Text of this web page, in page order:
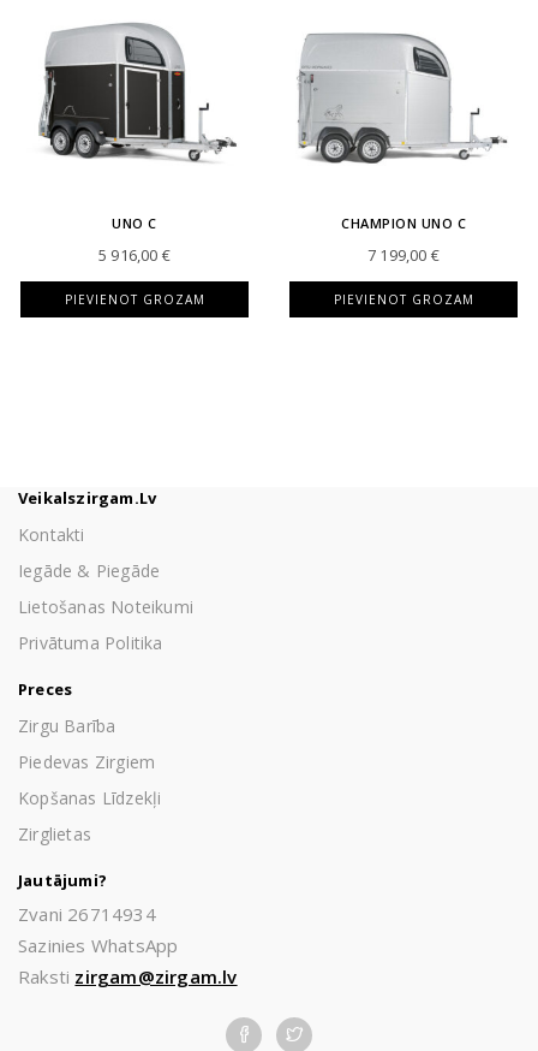
UNO C
5 916,00 €
PIEVIENOT GROZAM
CHAMPION UNO C
7 199,00 €
PIEVIENOT GROZAM
Veikalszirgam.lv
Kontakti
Iegāde & Piegāde
Lietošanas Noteikumi
Privātuma Politika
Preces
Zirgu Barība
Piedevas Zirgiem
Kopšanas Līdzekļi
Zirglietas
Jautājumi?
Zvani 26714934
Sazinies WhatsApp
Raksti zirgam@zirgam.lv